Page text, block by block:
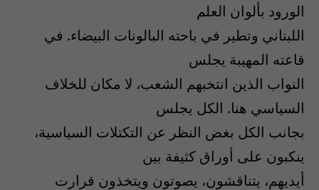
الورود بألوان العلم
اللبناني وتطير في باحته البالونات البيضاء. في
قاعته المهيبة يجلس
النواب الذين انتخبهم الشعب، لا مكان للخلاف
السياسي هنا. الكل يجلس
بجانب الكل بغض النظر عن التكتلات السياسية،
ينكبون على أوراق كثيفة بين
أيديهم، يتناقشون، يصوتون ويتخذون قرارت